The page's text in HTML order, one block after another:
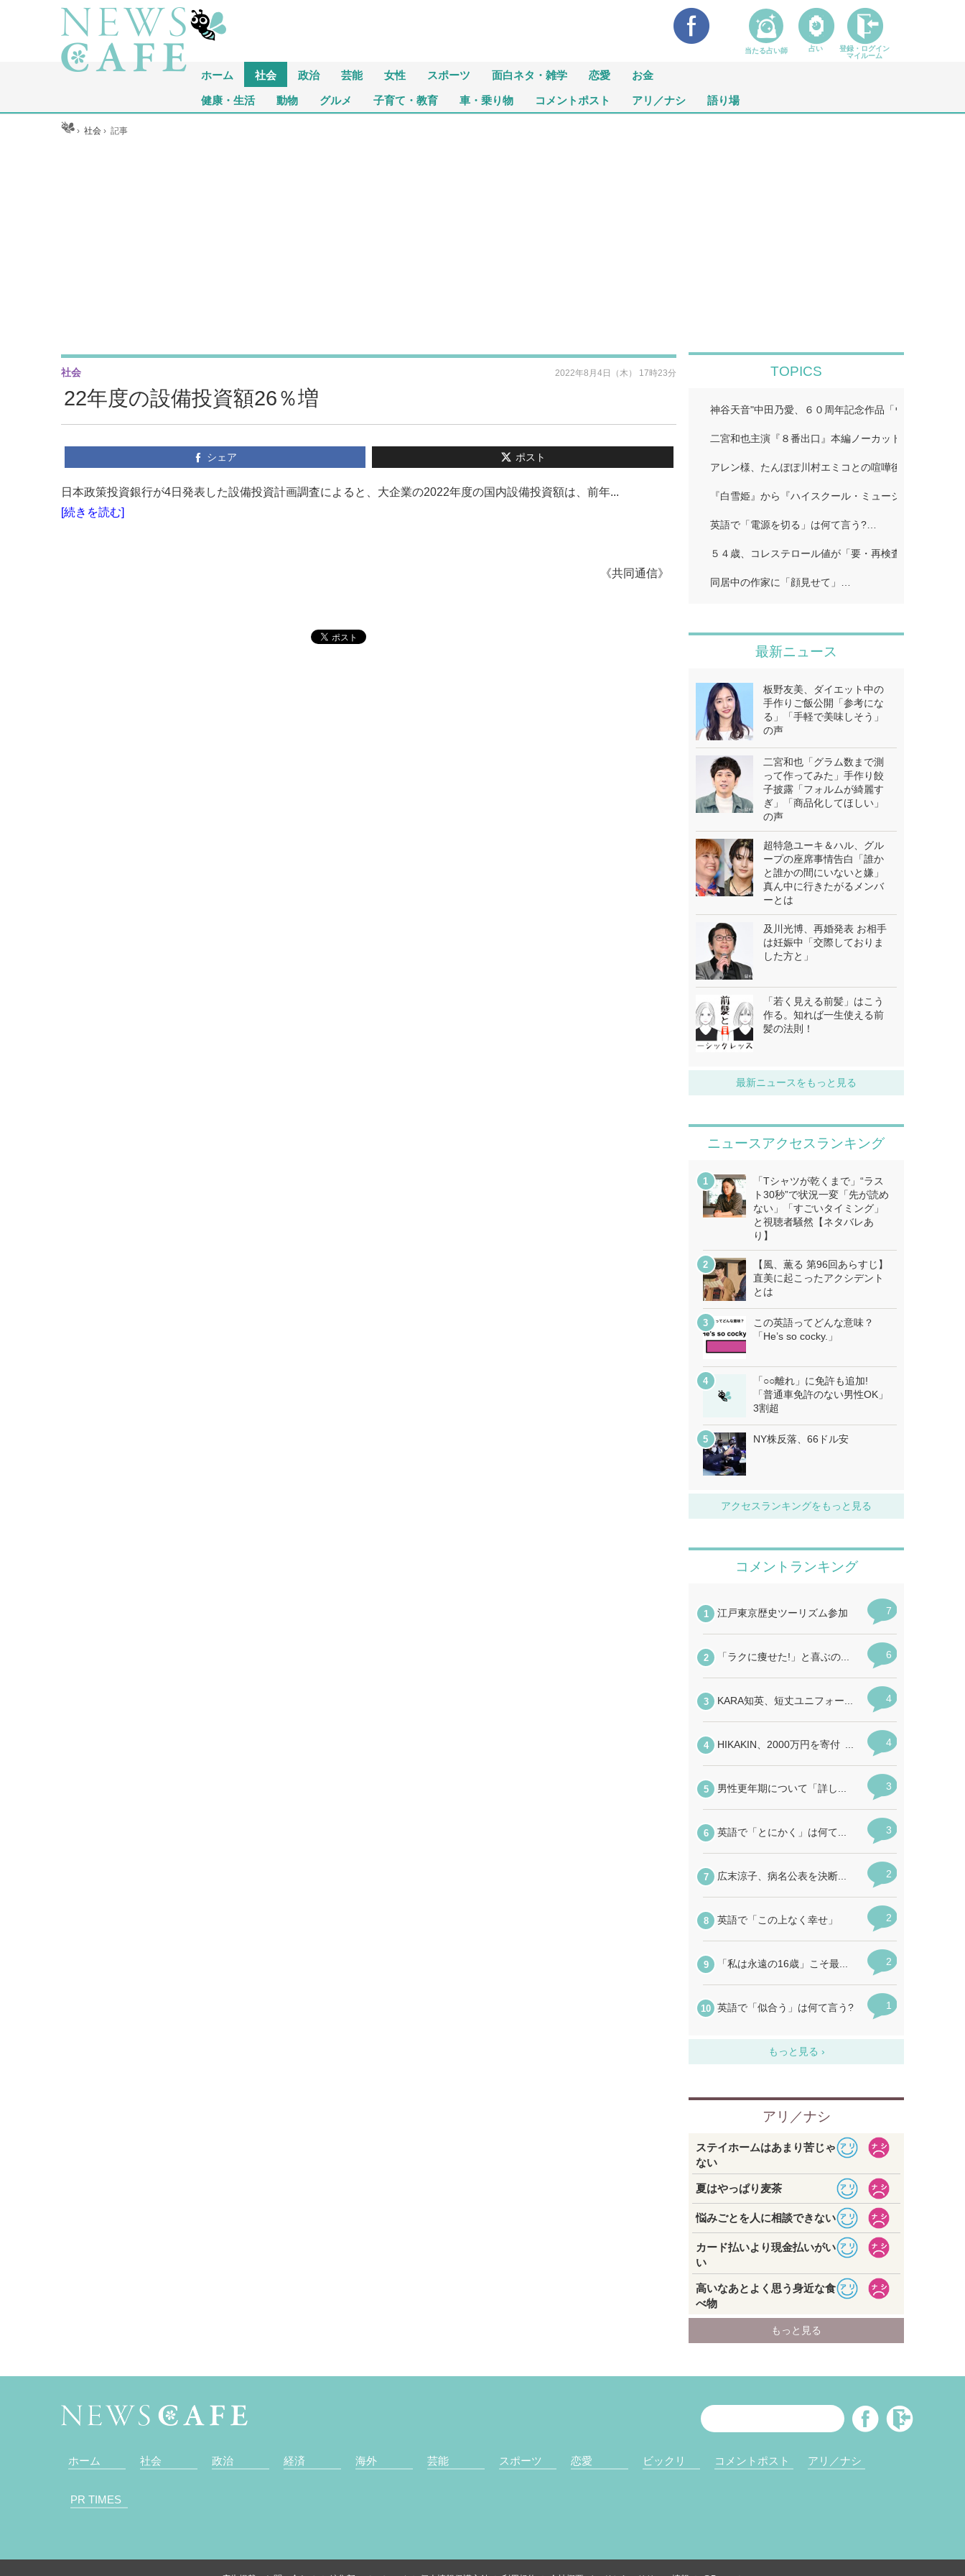
ホーム 社会 政治 芸能 女性 スポーツ 面白ネタ・雑学 恋愛 お金
健康・生活 動物 グルメ 子育て・教育 車・乗り物 コメントポスト アリ／ナシ 語り場
ホーム ›社会 ›記事
22年度の設備投資額26％増
社会 2022年8月4日（木） 17時23分
シェア ポスト
日本政策投資銀行が4日発表した設備投資計画調査によると、大企業の2022年度の国内設備投資額は、前年...
[続きを読む]
《共同通信》
TOPICS
神谷天音"中田乃愛、６０周年記念作品「ウルトラマン
二宮和也主演『８番出口』本編ノーカット地上波初放
アレン様、たんぽぽ川村エミコとの喧嘩後に「初めて
『白雪姫』から『ハイスクール・ミュージカル/ザ・ム
英語で「電源を切る」は何て言う?…
５４歳、コレステロール値が「要・再検査」…
同居中の作家に「顔見せて」…
最新ニュース
板野友美、ダイエット中の
手作りご飯公開「参考にな
る」「手軽で美味しそう」
の声
二宮和也「グラム数まで測
って作ってみた」手作り餃
子披露「フォルムが綺麗す
ぎ」「商品化してほしい」
の声
超特急ユーキ＆ハル、グル
ープの座席事情告白「誰か
と誰かの間にいないと嫌」
真ん中に行きたがるメンバ
ーとは
及川光博、再婚発表 お相手
は妊娠中「交際しておりま
した方と」
「若く見える前髪」はこう
作る。知れば一生使える前
髪の法則！
最新ニュースをもっと見る
ニュースアクセスランキング
「Tシャツが乾くまで」“ラス
ト30秒”で状況一変「先が読め
ない」「すごいタイミング」
と視聴者騒然【ネタバレあ
り】
【風、薫る 第96回あらすじ】
直美に起こったアクシデント
とは
この英語ってどんな意味？
「He’s so cocky.」
「○○離れ」に免許も追加!
「普通車免許のない男性OK」
3割超
NY株反落、66ドル安
アクセスランキングをもっと見る
ホーム 社会 政治 経済 海外 芸能 スポーツ 恋愛 ビックリ コメントポスト アリ／ナシ
PR TIMES
当たる占い師 占い
登録・ログイン
マイルーム